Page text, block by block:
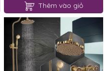
Thêm vào giỏ